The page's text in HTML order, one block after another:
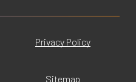
Privacy Policy
Sitemap